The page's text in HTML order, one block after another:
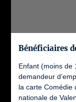
Bénéficiaires
Enfant (moins de
demandeur
la carte Comédie
nationale de